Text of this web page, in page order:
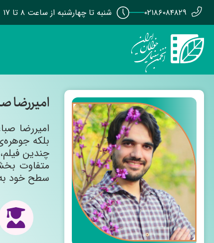
۰۲۱۸۶۰۸۴۸۲۹ شنبه تا چهارشنبه از ساعت ۸ تا ۱۷
امیررضا
امیررضا
بلکه
چندین
متفاوت
سطح خود